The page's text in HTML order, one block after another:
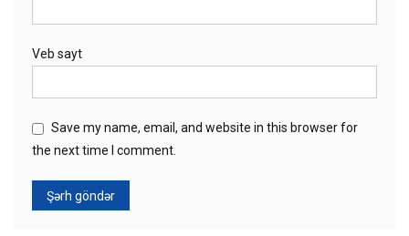
Veb sayt
Save my name, email, and website in this browser for
the next time I comment.